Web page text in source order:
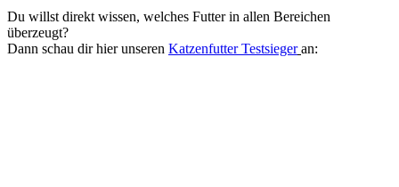
Du willst direkt wissen, welches Futter in allen Bereichen
überzeugt?
Dann schau dir hier unseren Katzenfutter Testsieger an: